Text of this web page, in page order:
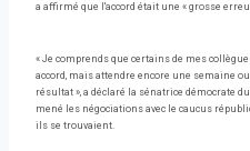
a affirmé que l'accord était une « grosse
« Je comprends que certains de mes
accord, mais attendre encore une semaine
résultat », a déclaré la sénatrice démocrate
mené les négociations avec le caucus
ils se trouvaient.